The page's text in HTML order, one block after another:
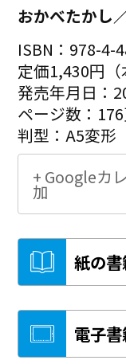
おかべたかし
ISBN：978-4-
定価1,430円（
発売年月日：
ページ数：
判型：A5変形
+ Googleカ
加
紙の
電子